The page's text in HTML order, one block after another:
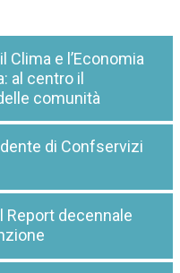
Clima e l’Economia
al centro il
comunità
di Confservizi
Report decennale